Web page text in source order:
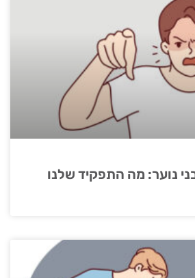
נוער: מה התפקיד שלנו